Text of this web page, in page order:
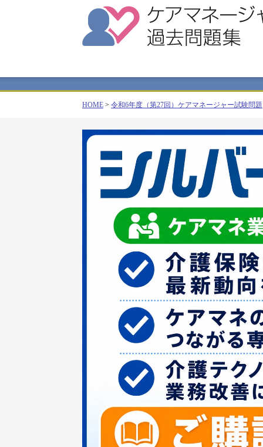
HOME > 令和6年度（第27回）ケアマネージャー試験問題